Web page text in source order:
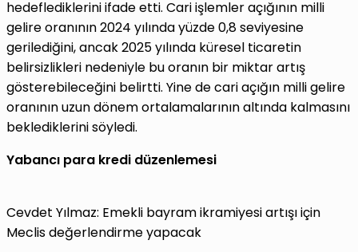
hedeflediklerini ifade etti. Cari işlemler açığının milli
gelire oranının 2024 yılında yüzde 0,8 seviyesine
gerilediğini, ancak 2025 yılında küresel ticaretin
belirsizlikleri nedeniyle bu oranın bir miktar artış
gösterebileceğini belirtti. Yine de cari açığın milli gelire
oranının uzun dönem ortalamalarının altında kalmasını
beklediklerini söyledi.
Yabancı para kredi düzenlemesi
Cevdet Yılmaz: Emekli bayram ikramiyesi artışı için
Meclis değerlendirme yapacak